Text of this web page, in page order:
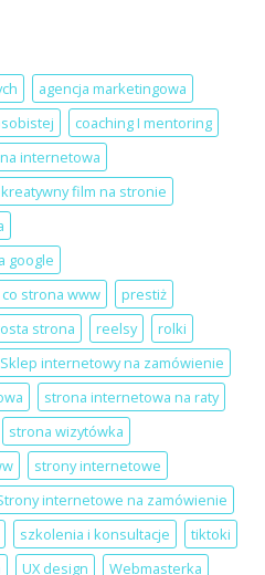
agencja marketingowa
coaching I mentoring
internetowa
kreatywny film na stronie
google
strona www
prestiż
strona reelsy
rolki
Sklep internetowy na zamówienie
strona internetowa na raty
strona wizytówka
strony internetowe
internetowe na zamówienie
szkolenia i konsultacje
tiktoki
UX design Webmasterka